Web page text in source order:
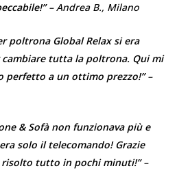
– Andrea B., Milano
poltrona Global Relax si era
tutta la poltrona. Qui mi
perfetto a un ottimo prezzo!”–
& Sofà non funzionava più e
solo il telecomando! Grazie
risolto tutto in pochi minuti!”–